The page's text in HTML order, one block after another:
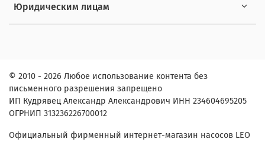
Юридическим лицам
© 2010 - 2026 Любое использование контента без
письменного разрешения запрещено
ИП Кудрявец Александр Александрович ИНН 234604695205
ОГРНИП 313236226700012
Официальный фирменный интернет-магазин насосов LEO